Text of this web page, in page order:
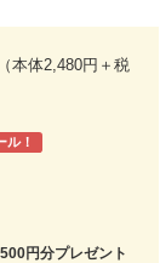
（本体2,480円＋税
ル！
円分プレゼント